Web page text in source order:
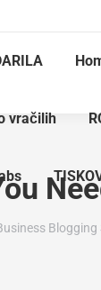
vračilih
Blogging